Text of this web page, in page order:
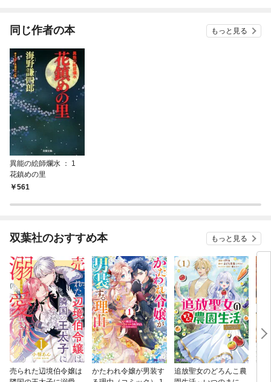
同じ作者の本 もっと見る
異能の絵師爛水 ： 1
花鎮めの里
561
双葉社のおすすめ本 もっと見る
売られた辺境伯令嬢は
かたわれ令嬢が男装す
追放聖女のどろんこ農